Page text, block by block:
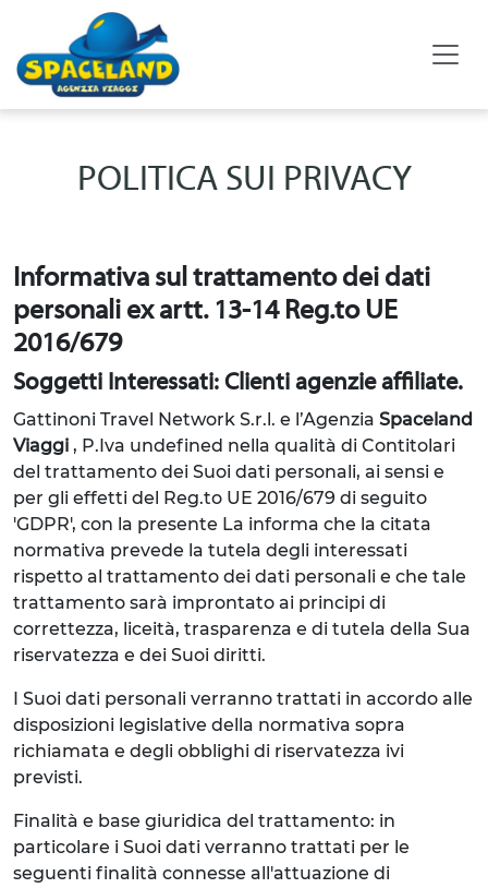
POLITICA SUI PRIVACY
Informativa sul trattamento dei dati
personali ex artt. 13-14 Reg.to UE
2016/679
Soggetti Interessati: Clienti agenzie affiliate.
Gattinoni Travel Network S.r.l. e l’Agenzia Spaceland
Viaggi , P.Iva undefined nella qualità di Contitolari
del trattamento dei Suoi dati personali, ai sensi e
per gli effetti del Reg.to UE 2016/679 di seguito
'GDPR', con la presente La informa che la citata
normativa prevede la tutela degli interessati
rispetto al trattamento dei dati personali e che tale
trattamento sarà improntato ai principi di
correttezza, liceità, trasparenza e di tutela della Sua
riservatezza e dei Suoi diritti.
I Suoi dati personali verranno trattati in accordo alle
disposizioni legislative della normativa sopra
richiamata e degli obblighi di riservatezza ivi
previsti.
Finalità e base giuridica del trattamento: in
particolare i Suoi dati verranno trattati per le
seguenti finalità connesse all'attuazione di